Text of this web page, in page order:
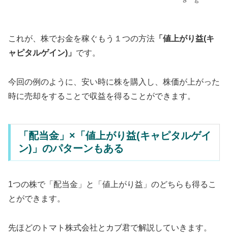
これが、株でお金を稼ぐもう１つの方法 「値上がり益(キ
ャピタルゲイン)」 です。
今回の例のように、安い時に株を購入し、株価が上がった
時に売却をすることで収益を得ることができます。
「配当金」×「値上がり益(キャピタルゲイ
ン)」のパターンもある
1つの株で「配当金」と「値上がり益」のどちらも得るこ
とができます。
先ほどのトマト株式会社とカブ君で解説していきます。